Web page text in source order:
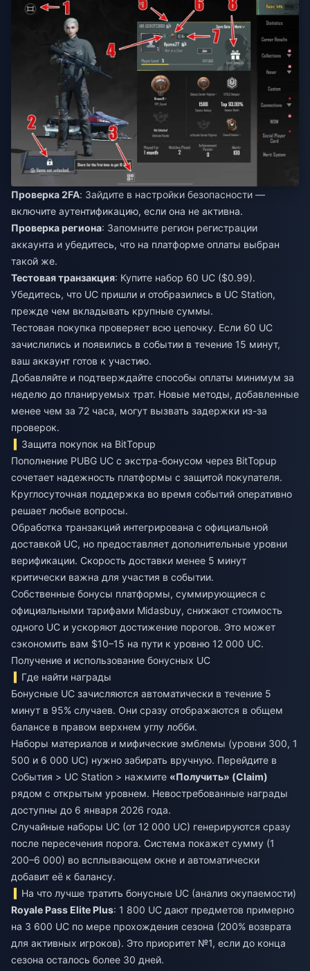
Проверка 2FA: Зайдите в настройки безопасности —
включите аутентификацию, если она не активна.
Проверка региона: Запомните регион регистрации
аккаунта и убедитесь, что на платформе оплаты выбран
такой же.
Тестовая транзакция: Купите набор 60 UC ($0.99).
Убедитесь, что UC пришли и отобразились в UC Station,
прежде чем вкладывать крупные суммы.
Тестовая покупка проверяет всю цепочку. Если 60 UC
зачислились и появились в событии в течение 15 минут,
ваш аккаунт готов к участию.
Добавляйте и подтверждайте способы оплаты минимум за
неделю до планируемых трат. Новые методы, добавленные
менее чем за 72 часа, могут вызвать задержки из-за
проверок.
Защита покупок на BitTopup
Пополнение PUBG UC с экстра-бонусом через BitTopup
сочетает надежность платформы с защитой покупателя.
Круглосуточная поддержка во время событий оперативно
решает любые вопросы.
Обработка транзакций интегрирована с официальной
доставкой UC, но предоставляет дополнительные уровни
верификации. Скорость доставки менее 5 минут
критически важна для участия в событии.
Собственные бонусы платформы, суммирующиеся с
официальными тарифами Midasbuy, снижают стоимость
одного UC и ускоряют достижение порогов. Это может
сэкономить вам $10–15 на пути к уровню 12 000 UC.
Получение и использование бонусных UC
Где найти награды
Бонусные UC зачисляются автоматически в течение 5
минут в 95% случаев. Они сразу отображаются в общем
балансе в правом верхнем углу лобби.
Наборы материалов и мифические эмблемы (уровни 300, 1
500 и 6 000 UC) нужно забирать вручную. Перейдите в
События > UC Station > нажмите «Получить» (Claim)
рядом с открытым уровнем. Невостребованные награды
доступны до 6 января 2026 года.
Случайные наборы UC (от 12 000 UC) генерируются сразу
после пересечения порога. Система покажет сумму (1
200–6 000) во всплывающем окне и автоматически
добавит её к балансу.
На что лучше тратить бонусные UC (анализ окупаемости)
Royale Pass Elite Plus: 1 800 UC дают предметов примерно
на 3 600 UC по мере прохождения сезона (200% возврата
для активных игроков). Это приоритет №1, если до конца
сезона осталось более 30 дней.